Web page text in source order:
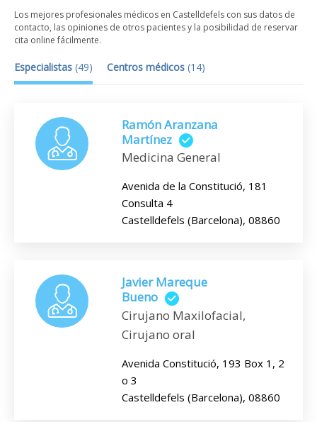
Los mejores profesionales médicos en Castelldefels con sus datos de
contacto, las opiniones de otros pacientes y la posibilidad de reservar
cita online fácilmente.
Especialistas (49) Centros médicos (14)
Ramón Aranzana
Martínez
Medicina General
Avenida de la Constitució, 181
Consulta 4
Castelldefels (Barcelona), 08860
Javier Mareque
Bueno
Cirujano Maxilofacial,
Cirujano oral
Avenida Constitució, 193 Box 1, 2
o 3
Castelldefels (Barcelona), 08860